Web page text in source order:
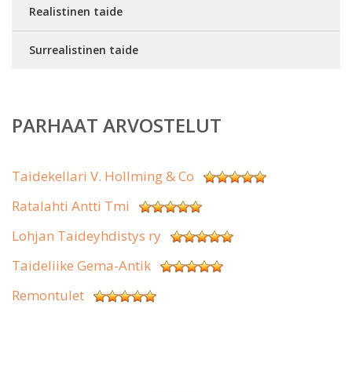
Realistinen taide
Surrealistinen taide
PARHAAT ARVOSTELUT
Taidekellari V. Hollming & Co
Ratalahti Antti Tmi
Lohjan Taideyhdistys ry
Taideliike Gema-Antik
Remontulet